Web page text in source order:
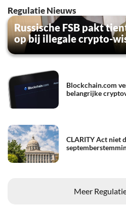
Regulatie Nieuws
Russische FSB pakt
op bij illegale crypto-
Blockchain.com
belangrijke
CLARITY Act niet
Meer